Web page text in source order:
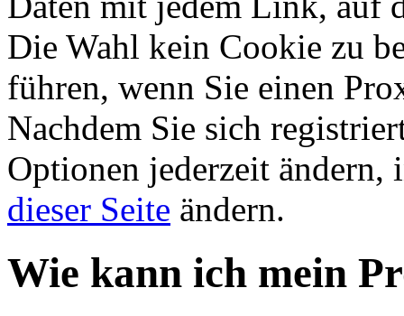
Die Wahl kein Cookie zu
führen, wenn Sie einen
Nachdem Sie sich
Optionen jederzeit
dieser Seite ändern.
Wie kann ich mein